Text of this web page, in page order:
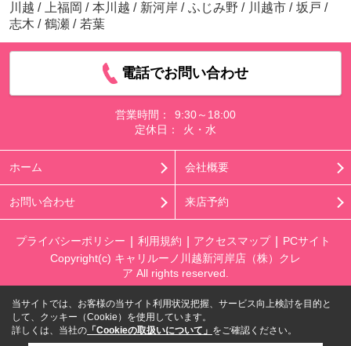
川越 / 上福岡 / 本川越 / 新河岸 / ふじみ野 / 川越市 / 坂戸 /
志木 / 鶴瀬 / 若葉
電話でお問い合わせ
営業時間：
9:30～18:00
定休日：
火・水
ホーム 会社概要
お問い合わせ 来店予約
プライバシーポリシー 利用規約 アクセスマップ
PCサイト
Copyright(c) キャリルーノ川越新河岸店（株）クレ
ア All rights reserved.
当サイトでは、お客様の当サイト利用状況把握、サービス向上検討を目的と
して、クッキー（Cookie）を使用しています。
詳しくは、当社の 「Cookieの取扱いについて」 をご確認ください。